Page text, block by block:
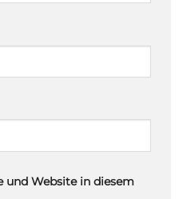
und Website in diesem